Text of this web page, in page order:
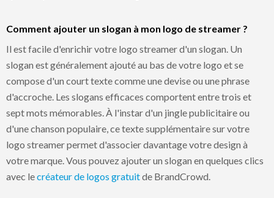
Comment ajouter un slogan à mon logo de streamer ?
Il est facile d'enrichir votre logo streamer d'un slogan. Un
slogan est généralement ajouté au bas de votre logo et se
compose d'un court texte comme une devise ou une phrase
d'accroche. Les slogans efficaces comportent entre trois et
sept mots mémorables. À l'instar d'un jingle publicitaire ou
d'une chanson populaire, ce texte supplémentaire sur votre
logo streamer permet d'associer davantage votre design à
votre marque. Vous pouvez ajouter un slogan en quelques clics
avec lecréateur de logos gratuitde BrandCrowd.